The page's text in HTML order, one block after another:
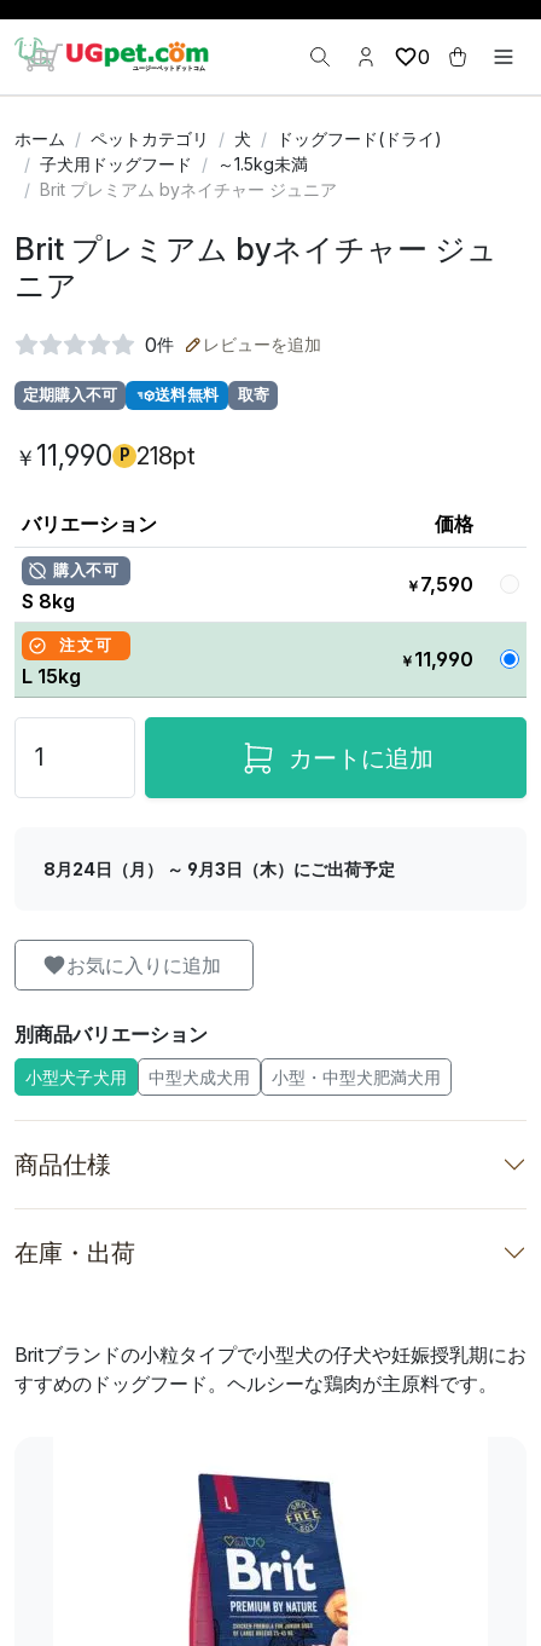
0
ホーム ペットカテゴリ 犬
ドッグフード(ドライ)
子犬用ドッグフード
～1.5kg未満
Brit プレミアム byネイチャー ジュニア
Brit プレミアム byネイチャー ジュ
ニア
0件 レビューを追加
定期購入不可 送料無料 取寄
￥ 11,990 P 218pt
バリエーション 価格
購入不可
S 8kg
￥ 7,590
注文可
L 15kg
￥ 11,990
カートに追加
8月24日（月） ～ 9月3日（木）にご出荷予定
お気に入りに追加
別商品バリエーション
小型犬子犬用 中型犬成犬用 小型・中型犬肥満犬用
商品仕様
在庫・出荷
Britブランドの小粒タイプで小型犬の仔犬や妊娠授乳期にお
すすめのドッグフード。ヘルシーな鶏肉が主原料です。